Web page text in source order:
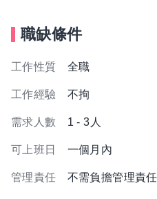
職缺條件
工作性質 全職
工作經驗 不拘
需求人數 1 - 3人
可上班日 一個月內
管理責任 不需負擔管理責任